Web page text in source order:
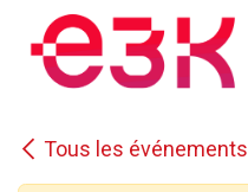
Se rendre au contenu
Tous les événements